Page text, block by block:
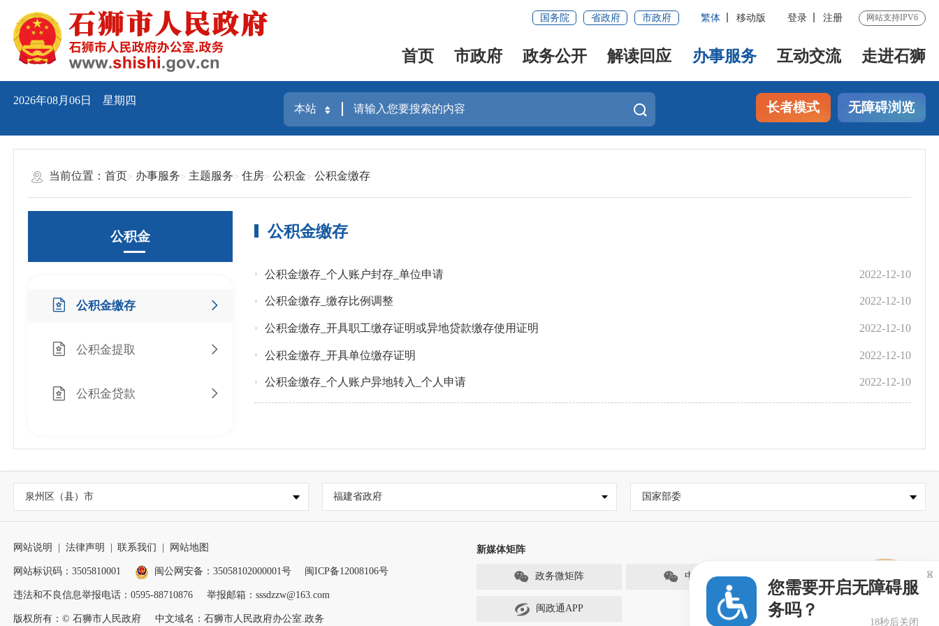
国务院 省政府 市政府 繁体 移动版 登录 注册 网站支持IPV6
首页 市政府 政务公开 解读回应 办事服务 互动交流 走进石狮
2026年08月06日 星期四 长者模式 无障碍浏览
当前位置：首页 办事服务 主题服务 住房 公积金 公积金缴存
公积金
公积金缴存
公积金提取
公积金贷款
公积金缴存
公积金缴存_个人账户封存_单位申请 2022-12-10
公积金缴存_缴存比例调整 2022-12-10
公积金缴存_开具职工缴存证明或异地贷款缴存使用证明 2022-12-10
公积金缴存_开具单位缴存证明 2022-12-10
公积金缴存_个人账户异地转入_个人申请 2022-12-10
泉州区（县）市 福建省政府 国家部委
网站说明 法律声明 联系我们 网站地图
网站标识码：3505810001 闽公网安备：35058102000001号 闽ICP备12008106号
违法和不良信息举报电话：0595-88710876 举报邮箱：sssdzzw@163.com
版权所有：© 石狮市人民政府 中文域名：石狮市人民政府办公室.政务
新媒体矩阵
政务微矩阵 中国石狮网
闽政通APP
您需要开启无障碍服
务吗？
18秒后关闭
